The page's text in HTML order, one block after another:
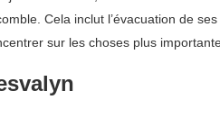
Cela inclut l’évacuation de
sur les choses plus